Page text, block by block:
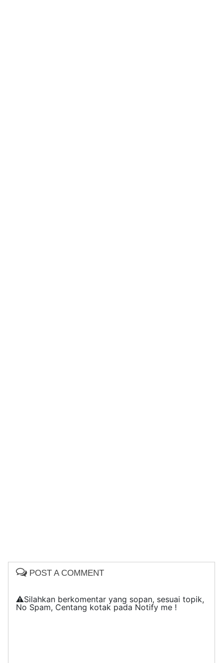
POST A COMMENT
⚠️Silahkan berkomentar yang sopan, sesuai topik,
No Spam, Centang kotak pada Notify me !